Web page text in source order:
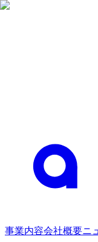
事業内容会社概要ニ